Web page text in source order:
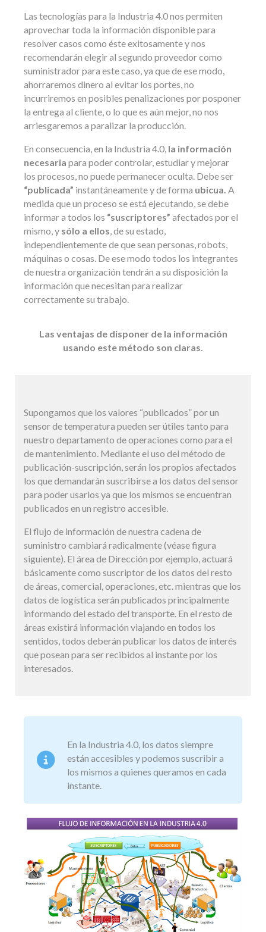
Las tecnologías para la Industria 4.0 nos permiten
aprovechar toda la información disponible para
resolver casos como éste exitosamente y nos
recomendarán elegir al segundo proveedor como
suministrador para este caso, ya que de ese modo,
ahorraremos dinero al evitar los portes, no
incurriremos en posibles penalizaciones por posponer
la entrega al cliente, o lo que es aún mejor, no nos
arriesgaremos a paralizar la producción.
En consecuencia, en la Industria 4.0, la información
necesaria para poder controlar, estudiar y mejorar
los procesos, no puede permanecer oculta. Debe ser
“publicada” instantáneamente y de forma ubicua. A
medida que un proceso se está ejecutando, se debe
informar a todos los “suscriptores” afectados por el
mismo, y sólo a ellos , de su estado,
independientemente de que sean personas, robots,
máquinas o cosas. De ese modo todos los integrantes
de nuestra organización tendrán a su disposición la
información que necesitan para realizar
correctamente su trabajo.
Las ventajas de disponer de la información
usando este método son claras.
Supongamos que los valores “publicados” por un
sensor de temperatura pueden ser útiles tanto para
nuestro departamento de operaciones como para el
de mantenimiento. Mediante el uso del método de
publicación-suscripción, serán los propios afectados
los que demandarán suscribirse a los datos del sensor
para poder usarlos ya que los mismos se encuentran
publicados en un registro accesible.
El flujo de información de nuestra cadena de
suministro cambiará radicalmente (véase figura
siguiente). El área de Dirección por ejemplo, actuará
básicamente como suscriptor de los datos del resto
de áreas, comercial, operaciones, etc. mientras que los
datos de logística serán publicados principalmente
informando del estado del transporte. En el resto de
áreas existirá información viajando en todos los
sentidos, todos deberán publicar los datos de interés
que posean para ser recibidos al instante por los
interesados.
En la Industria 4.0, los datos siempre
están accesibles y podemos suscribir a
los mismos a quienes queramos en cada
instante.